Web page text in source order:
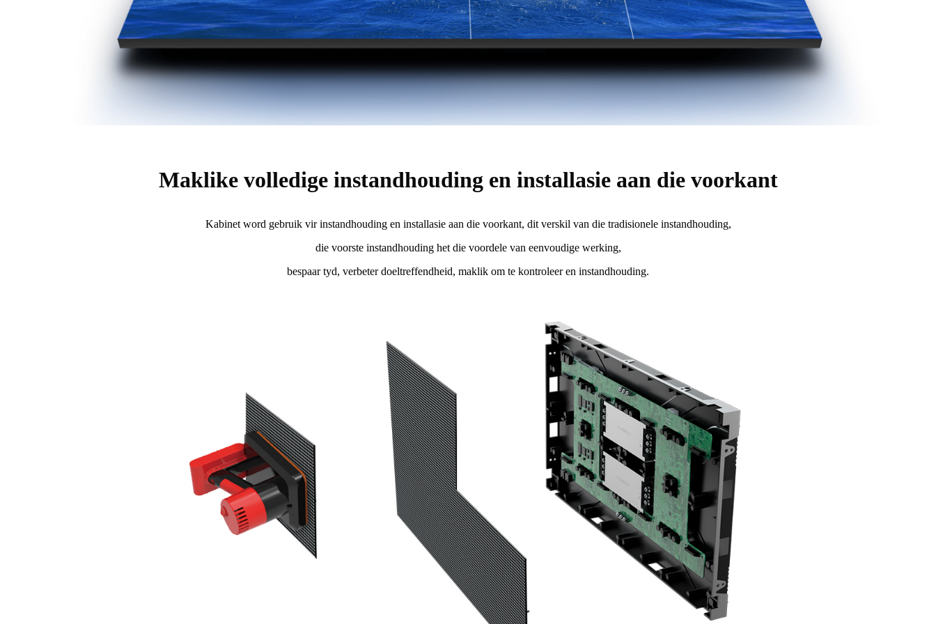
Maklike volledige instandhouding en installasie aan die voorkant
Kabinet word gebruik vir instandhouding en installasie aan die voorkant, dit verskil van die tradisionele instandhouding,
die voorste instandhouding het die voordele van eenvoudige werking,
bespaar tyd, verbeter doeltreffendheid, maklik om te kontroleer en instandhouding.